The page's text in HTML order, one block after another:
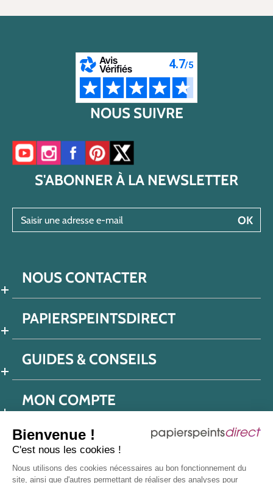
Bienvenue !
C'est nous les cookies !
Nous utilisons des cookies nécessaires au bon fonctionnement du
site, ainsi que d'autres permettant de réaliser des analyses pour
NOUS SUIVRE
Accéder à notre chaîne YouTube
Accéder à notre compte Instagram
Accéder à notre page Facebook
Accéder à notre compte Pinterest
Accéder à notre compte Twitter/X
S'ABONNER À LA NEWSLETTER
OK
NOUS CONTACTER
PAPIERSPEINTSDIRECT
GUIDES & CONSEILS
MON COMPTE
Politique de confidentialité
Mentions légales